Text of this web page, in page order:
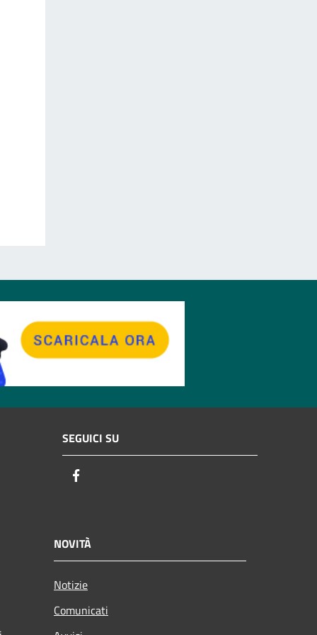
SEGUICI SU
NOVITÀ
Notizie
Comunicati